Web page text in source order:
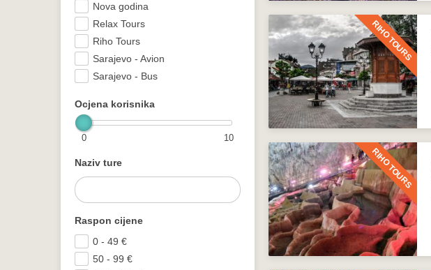
Nova godina
Relax Tours
Riho Tours
Sarajevo - Avion
Sarajevo - Bus
Naziv ture
Ocjena korisnika
0 10
Raspon cijene
0 - 49 €
50 - 99 €
RIHO TOURS
RIHO TOURS